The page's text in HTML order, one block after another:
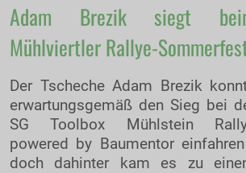
Adam Brezik siegt
Mühlviertler Rallye-
Der Tscheche Adam Brezik
erwartungsgemäß den Sieg bei
SG Toolbox Mühlstein
powered by Baumentor
doch dahinter kam es zu